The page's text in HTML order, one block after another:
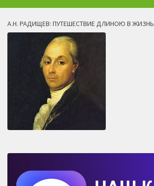
А.Н. РАДИЩЕВ: ПУТЕШЕСТВИЕ ДЛИНОЮ В ЖИЗНЬ